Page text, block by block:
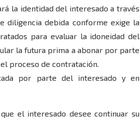
la identidad del interesado a través
diligencia debida conforme exige la
para evaluar la idoneidad del
la futura prima a abonar por parte
proceso de contratación.
por parte del interesado y en
el interesado desee continuar su